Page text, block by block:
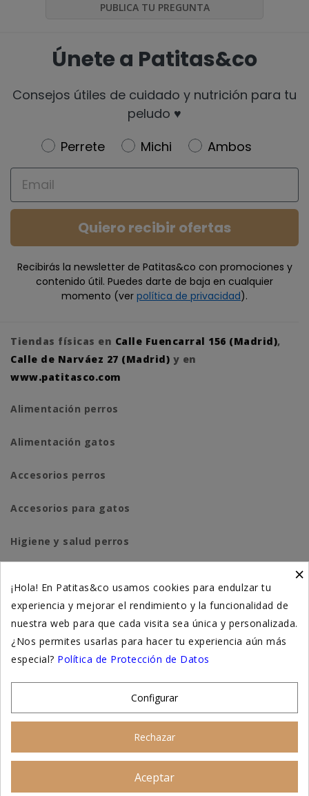
PUBLICA TU PREGUNTA
Únete a Patitas&co
Consejos útiles de cuidado y nutrición para tu
peludo ♥️
Newsletter
Perrete Michi
Ambos
Email
Quiero recibir ofertas
Recibirás la newsletter de Patitas&co con promociones y
contenido útil. Puedes darte de baja en cualquier
momento (ver política de privacidad).
Tiendas físicas en Calle Fuencarral 156 (Madrid),
Calle de Narváez 27 (Madrid) y en
www.patitasco.com
Alimentación perros
Alimentación gatos
Accesorios perros
Accesorios para gatos
Higiene y salud perros
Suplementación natural
Otros
×
¡Hola! En Patitas&co usamos cookies para endulzar tu
experiencia y mejorar el rendimiento y la funcionalidad de
nuestra web para que cada visita sea única y personalizada.
¿Nos permites usarlas para hacer tu experiencia aún más
especial? Política de Protección de Datos
Configurar
Rechazar
Aceptar